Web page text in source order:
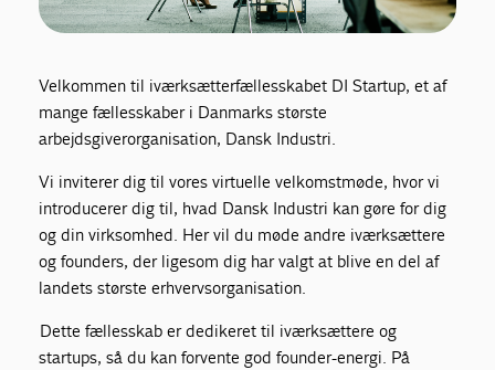
Velkommen til iværksætterfællesskabet DI Startup, et af
mange fællesskaber i Danmarks største
arbejdsgiverorganisation, Dansk Industri.
Vi inviterer dig til vores virtuelle velkomstmøde, hvor vi
introducerer dig til, hvad Dansk Industri kan gøre for dig
og din virksomhed. Her vil du møde andre iværksættere
og founders, der ligesom dig har valgt at blive en del af
landets største erhvervsorganisation.
Dette fællesskab er dedikeret til iværksættere og
startups, så du kan forvente god founder-energi. På